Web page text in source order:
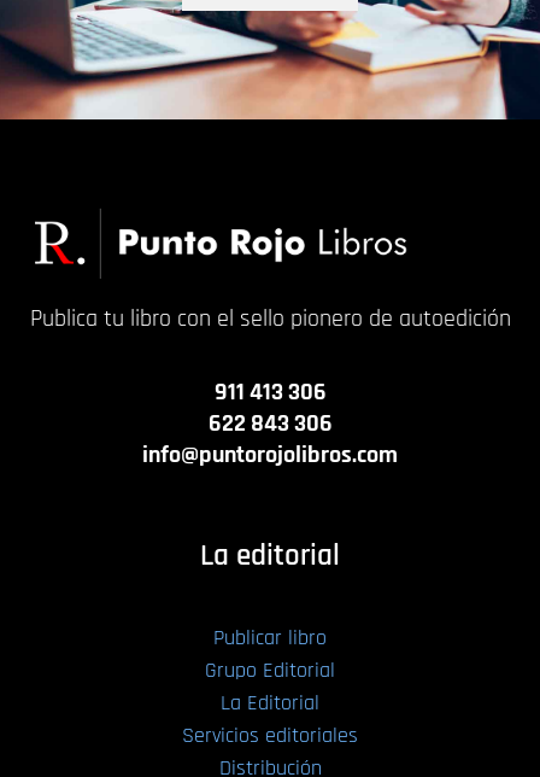
Publica tu libro con el sello pionero de autoedición
911 413 306
622 843 306
info@puntorojolibros.com
La editorial
Publicar libro
Grupo Editorial
La Editorial
Servicios editoriales
Distribución